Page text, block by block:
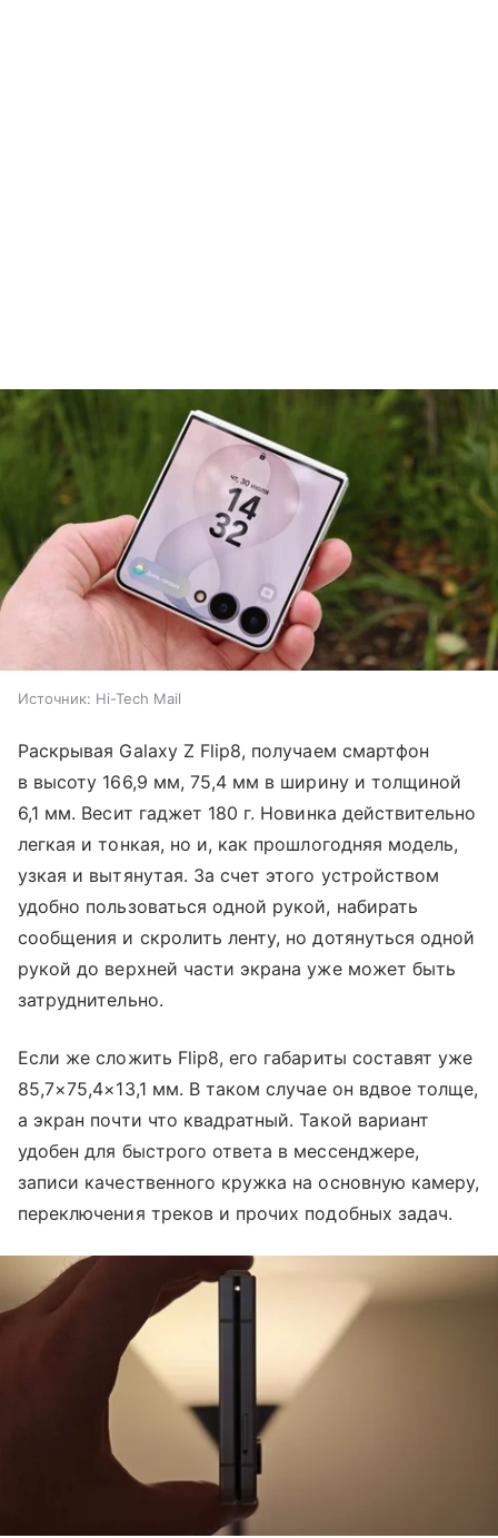
Источник: Hi-Tech Mail
Раскрывая Galaxy Z Flip8, получаем смартфон
в высоту 166,9 мм, 75,4 мм в ширину и толщиной
6,1 мм. Весит гаджет 180 г. Новинка действительно
легкая и тонкая, но и, как прошлогодняя модель,
узкая и вытянутая. За счет этого устройством
удобно пользоваться одной рукой, набирать
сообщения и скролить ленту, но дотянуться одной
рукой до верхней части экрана уже может быть
затруднительно.
Если же сложить Flip8, его габариты составят уже
85,7×75,4×13,1 мм. В таком случае он вдвое толще,
а экран почти что квадратный. Такой вариант
удобен для быстрого ответа в мессенджере,
записи качественного кружка на основную камеру,
переключения треков и прочих подобных задач.